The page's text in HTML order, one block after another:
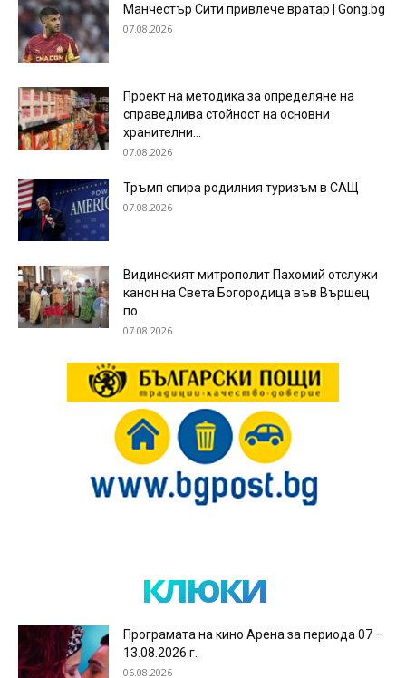
Манчестър Сити привлече вратар | Gong.bg
07.08.2026
Проект на методика за определяне на
справедлива стойност на основни
хранителни...
07.08.2026
Тръмп спира родилния туризъм в САЩ
07.08.2026
Видинският митрополит Пахомий отслужи
канон на Света Богородица във Вършец
по...
07.08.2026
клюки
Програмата на кино Арена за периода 07 –
13.08.2026 г.
06.08.2026